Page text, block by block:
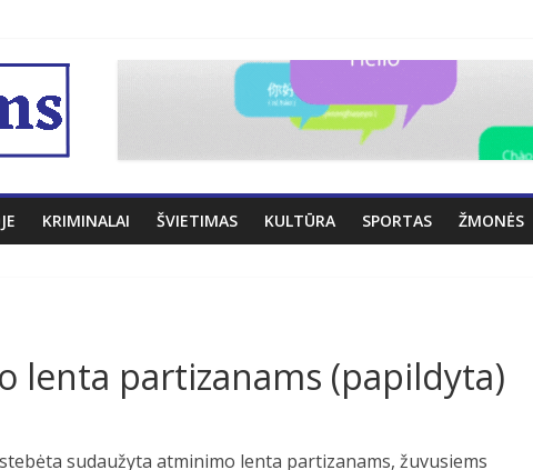
KRIMINALAI ŠVIETIMAS KULTŪRA SPORTAS ŽMONĖS
lenta partizanams (papildyta)
sudaužyta atminimo lenta partizanams, žuvusiems